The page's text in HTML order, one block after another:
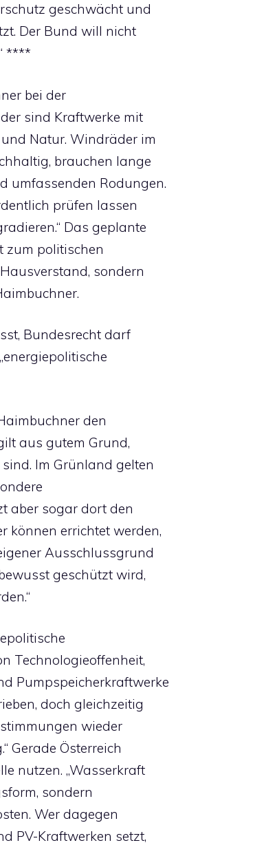
geschwächt und
Der Bund will nicht
****
bei der
sind Kraftwerke mit
Natur. Windräder im
brauchen lange
umfassenden Rodungen.
prüfen lassen
Das geplante
zum politischen
sondern
Bundesrecht darf
den
aus gutem Grund,
Im Grünland gelten
aber sogar dort den
können errichtet werden,
Ausschlussgrund
geschützt wird,
Technologieoffenheit,
Pumpspeicherkraftwerke
doch gleichzeitig
wieder
Gerade Österreich
nutzen. „Wasserkraft
sondern
Wer dagegen
PV-Kraftwerken setzt,